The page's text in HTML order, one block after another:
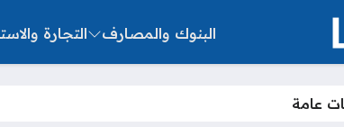
البنوك والمصارف التجارة
عامة